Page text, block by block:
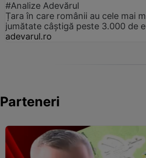
#Analize Adevărul
Țara în care românii au cele mai
jumătate câștigă peste 3.000 de
adevarul.ro
Parteneri